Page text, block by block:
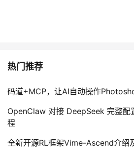
热门推荐
码道+MCP，让AI自动操作
OpenClaw 对接 DeepSeek 完整配
程
全新开源RL框架Vime-Ascend介绍